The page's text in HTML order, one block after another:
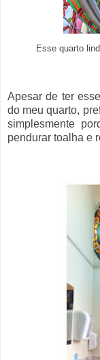
Esse quarto
Apesar de ter
do meu quarto,
simplesmente
pendurar toalha e